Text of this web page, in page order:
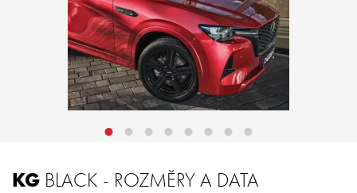
KG BLACK - ROZMĚRY A DATA